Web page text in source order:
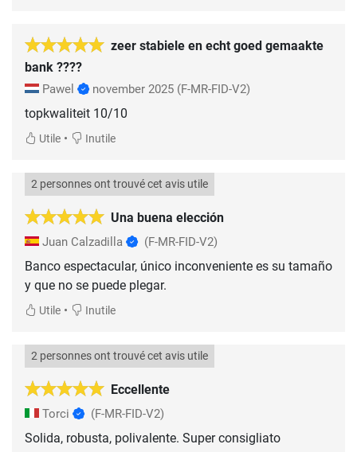
zeer stabiele en echt goed gemaakte
bank ????
Pawel november 2025 (F-MR-FID-V2)
topkwaliteit 10/10
Utile • Inutile
Una buena elección
2 personnes ont trouvé cet avis utile
Juan Calzadilla (F-MR-FID-V2)
Banco espectacular, único inconveniente es su tamaño
Utile • Inutile
Eccellente
2 personnes ont trouvé cet avis utile
Torci (F-MR-FID-V2)
Solida, robusta, polivalente. Super consigliato